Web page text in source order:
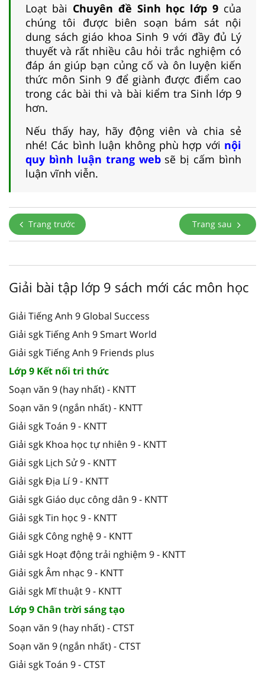
Loạt bài Chuyên đề Sinh học lớp 9 của
chúng tôi được biên soạn bám sát nội
dung sách giáo khoa Sinh 9 với đầy đủ Lý
thuyết và rất nhiều câu hỏi trắc nghiệm có
đáp án giúp bạn củng cố và ôn luyện kiến
thức môn Sinh 9 để giành được điểm cao
trong các bài thi và bài kiểm tra Sinh lớp 9
hơn.
Nếu thấy hay, hãy động viên và chia sẻ
nhé! Các bình luận không phù hợp với nội
quy bình luận trang websẽ bị cấm bình
luận vĩnh viễn.
Trang trước Trang sau
Giải bài tập lớp 9 sách mới các môn học
Giải Tiếng Anh 9 Global Success
Giải sgk Tiếng Anh 9 Smart World
Giải sgk Tiếng Anh 9 Friends plus
Lớp 9 Kết nối tri thức
Soạn văn 9 (hay nhất) - KNTT
Soạn văn 9 (ngắn nhất) - KNTT
Giải sgk Toán 9 - KNTT
Giải sgk Khoa học tự nhiên 9 - KNTT
Giải sgk Lịch Sử 9 - KNTT
Giải sgk Địa Lí 9 - KNTT
Giải sgk Giáo dục công dân 9 - KNTT
Giải sgk Tin học 9 - KNTT
Giải sgk Công nghệ 9 - KNTT
Giải sgk Hoạt động trải nghiệm 9 - KNTT
Giải sgk Âm nhạc 9 - KNTT
Giải sgk Mĩ thuật 9 - KNTT
Lớp 9 Chân trời sáng tạo
Soạn văn 9 (hay nhất) - CTST
Soạn văn 9 (ngắn nhất) - CTST
Giải sgk Toán 9 - CTST